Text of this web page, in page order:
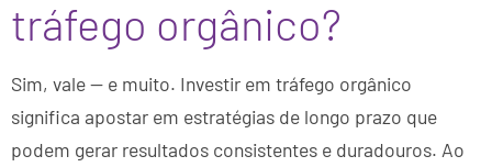
tráfego orgânico?
Sim, vale — e muito. Investir em tráfego orgânico
significa apostar em estratégias de longo prazo que
podem gerar resultados consistentes e duradouros. Ao